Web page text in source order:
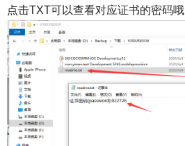
点击TXT可以查看对应证书的密码哦